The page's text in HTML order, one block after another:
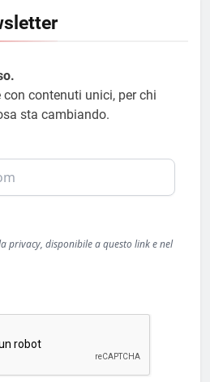
contenuti unici, per chi
sta cambiando.